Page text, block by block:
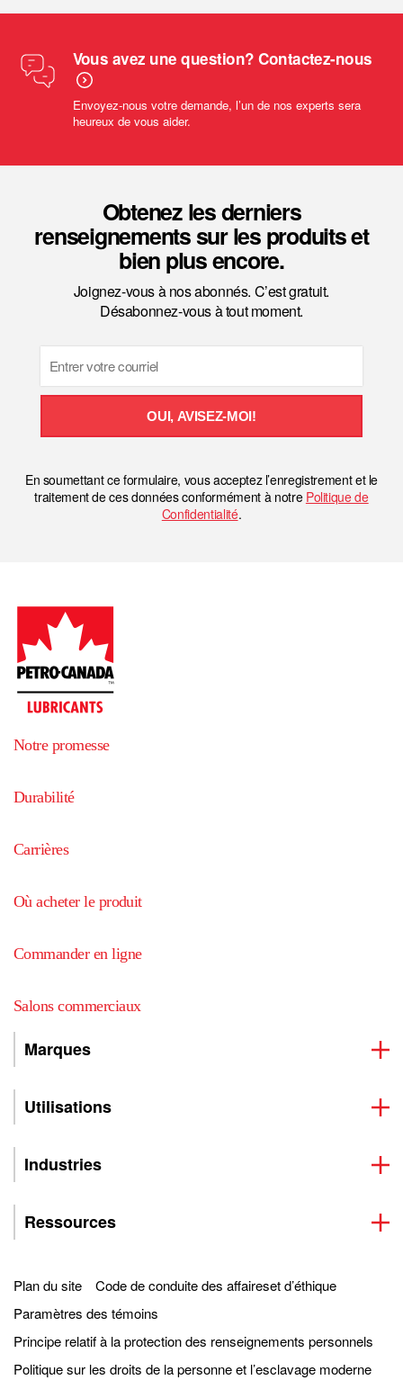
Vous avez une question? Contactez-nous
Envoyez-nous votre demande, l’un de nos experts sera
heureux de vous aider.
Obtenez les derniers
renseignements sur les produits et
bien plus encore.
Joignez-vous à nos abonnés. C’est gratuit.
Désabonnez-vous à tout moment.
OUI, AVISEZ-MOI!
En soumettant ce formulaire, vous acceptez l’enregistrement et le
traitement de ces données conformément à notre Politique de
Confidentialité.
Notre promesse
Durabilité
Carrières
Où acheter le produit
Commander en ligne
Salons commerciaux
Marques
Utilisations
Industries
Ressources
Plan du site
Code de conduite des affaireset d’éthique
Paramètres des témoins
Principe relatif à la protection des renseignements personnels
Politique sur les droits de la personne et l’esclavage moderne